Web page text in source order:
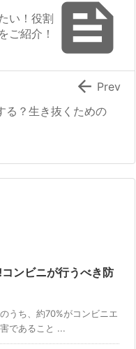

い！役割
ご紹介！
る？生き抜くための
 Prev
ンビニが行うべき防
うち、約70%がコンビニエ
であること ...